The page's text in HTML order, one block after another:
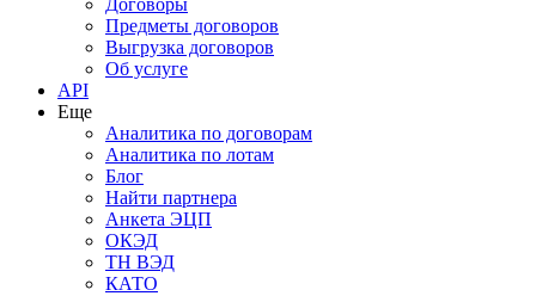
Договоры
Предметы договоров
Выгрузка договоров
Об услуге
API
Еще
Аналитика по договорам
Аналитика по лотам
Блог
Найти партнера
Анкета ЭЦП
ОКЭД
ТН ВЭД
КАТО